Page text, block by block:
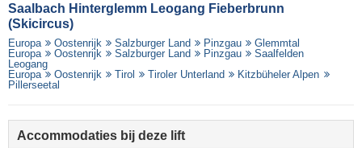
Saalbach Hinterglemm Leogang Fieberbrunn
(Skicircus)
Europa Oostenrijk Salzburger Land Pinzgau
Glemmtal
Europa
Oostenrijk Salzburger Land Pinzgau
Saalfelden
Leogang
Europa
Oostenrijk Tirol Tiroler Unterland
Kitzbüheler Alpen
Pillerseetal
Accommodaties bij deze lift